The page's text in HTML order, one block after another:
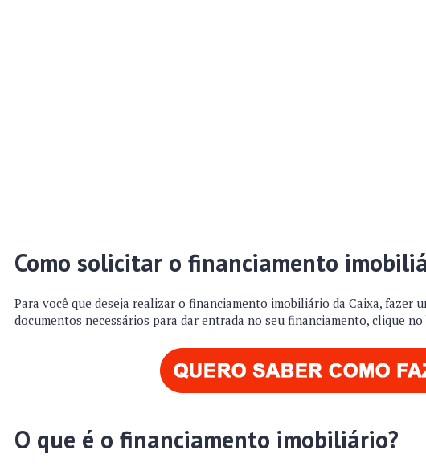
Como solicitar o financiamento
Para você que deseja realizar o financiamento imobiliário da Caixa, fazer
documentos necessários para dar entrada no seu financiamento, clique
O que é o financiamento imobiliário?